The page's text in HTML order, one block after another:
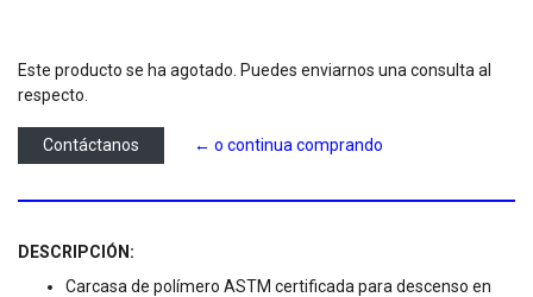
Este producto se ha agotado. Puedes enviarnos una consulta al
respecto.
Contáctanos ← o continua comprando
DESCRIPCIÓN:
Carcasa de polímero ASTM certificada para descenso en